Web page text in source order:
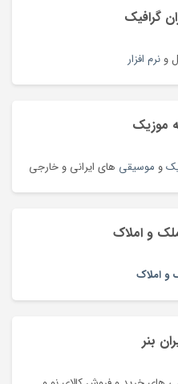
گرافیک
و نرم افزار
موزیک
و موسیقی های ایرانی و خارجی
و املاک
و املاک
بنر